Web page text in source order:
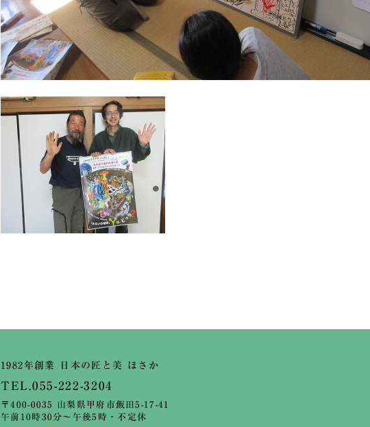
1982年創業 日本の匠と美 ほさか
TEL.055-222-3204
〒400-0035 山梨県甲府市飯田5-17-41
午前10時30分～午後5時・不定休